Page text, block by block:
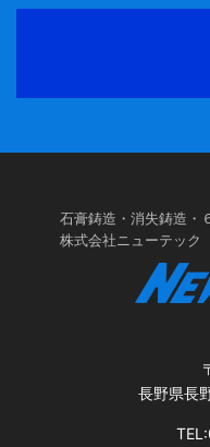
石膏鋳造・消失鋳造・
株式会社ニューテック
長野県長